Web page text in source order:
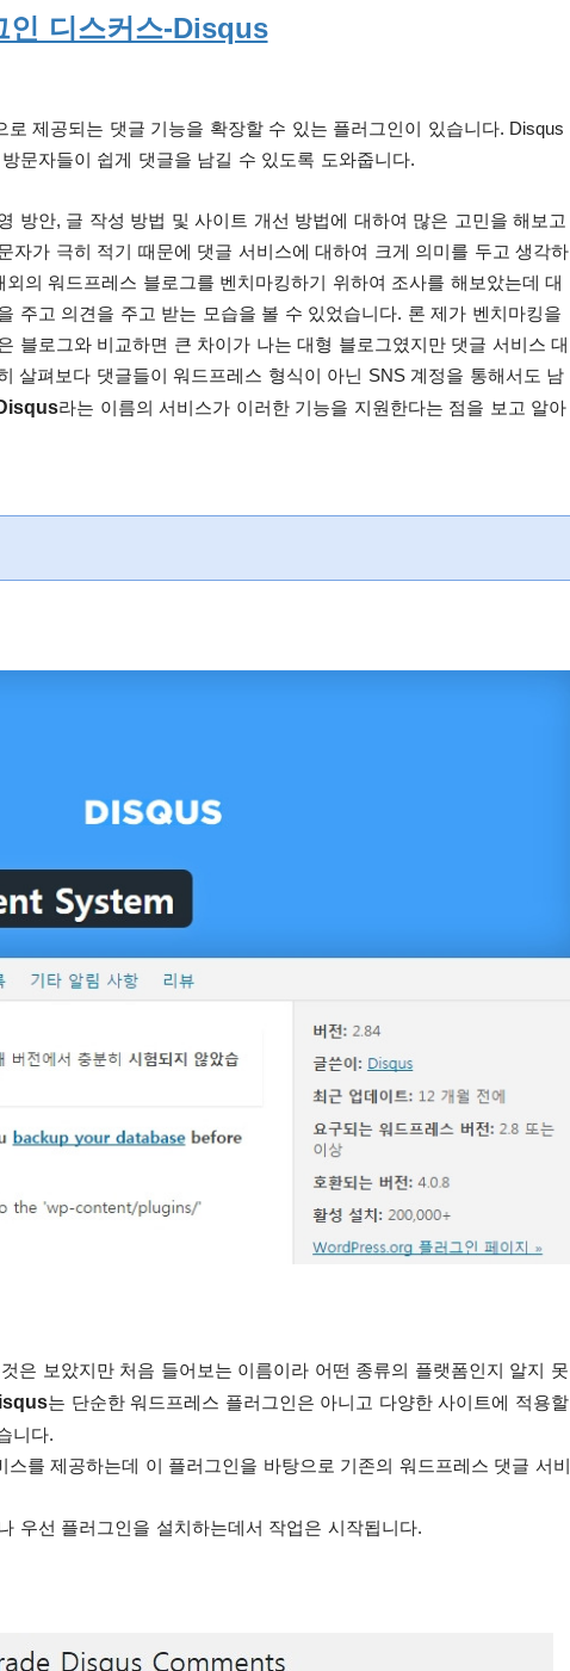
인 디스커스-Disqus
제공되는 댓글 기능을 확장할 수 있는 플러그인이 있습니다. Disqus
문자들이 쉽게 댓글을 남길 수 있도록 도와줍니다.
방안, 글 작성 방법 및 사이트 개선 방법에 대하여 많은 고민을 해보고
자가 극히 적기 때문에 댓글 서비스에 대하여 크게 의미를 두고 생각하
의 워드프레스 블로그를 벤치마킹하기 위하여 조사를 해보았는데 대
주고 의견을 주고 받는 모습을 볼 수 있었습니다. 론 제가 벤치마킹을
블로그와 비교하면 큰 차이가 나는 대형 블로그였지만 댓글 서비스 대
살펴보다 댓글들이 워드프레스 형식이 아닌 SNS 계정을 통해서도 남
라는 이름의 서비스가 이러한 기능을 지원한다는 점을 보고 알아
은 보았지만 처음 들어보는 이름이라 어떤 종류의 플랫폼인지 알지 못
는 단순한 워드프레스 플러그인은 아니고 다양한 사이트에 적용할
니다.
를 제공하는데 이 플러그인을 바탕으로 기존의 워드프레스 댓글 서비
우선 플러그인을 설치하는데서 작업은 시작됩니다.